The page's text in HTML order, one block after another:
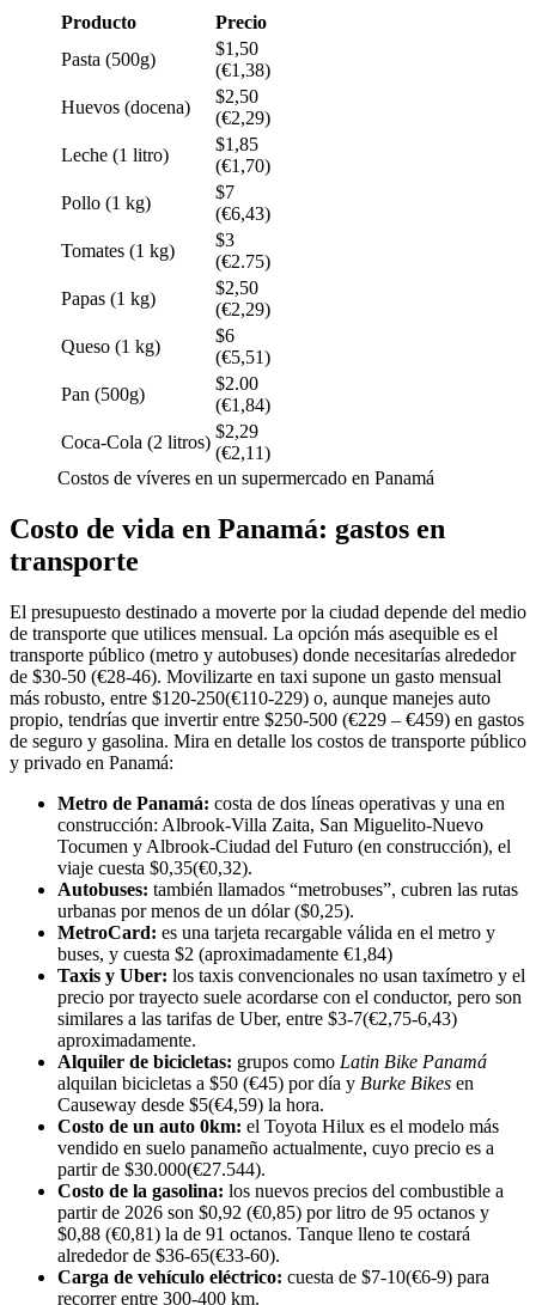
Producto
Precio
Pasta (500g)
$1,50
(€1,38)
Huevos (docena)
$2,50
(€2,29)
Leche (1 litro)
$1,85
(€1,70)
Pollo (1 kg)
$7
(€6,43)
Tomates (1 kg)
$3
(€2.75)
Papas (1 kg)
$2,50
(€2,29)
Queso (1 kg)
$6
(€5,51)
Pan (500g)
$2.00
(€1,84)
Coca-Cola (2 litros)
$2,29
(€2,11)
Costos de víveres en un supermercado en Panamá
Costo de vida en Panamá: gastos en
transporte
El presupuesto destinado a moverte por la ciudad depende del medio
de transporte que utilices mensual. La opción más asequible es el
transporte público (metro y autobuses) donde necesitarías alrededor
de $30-50 (€28-46). Movilizarte en taxi supone un gasto mensual
más robusto, entre $120-250(€110-229) o, aunque manejes auto
propio, tendrías que invertir entre $250-500 (€229 – €459) en gastos
de seguro y gasolina. Mira en detalle los costos de transporte público
y privado en Panamá:
Metro de Panamá: costa de dos líneas operativas y una en
construcción: Albrook-Villa Zaita, San Miguelito-Nuevo
Tocumen y Albrook-Ciudad del Futuro (en construcción), el
viaje cuesta $0,35(€0,32).
Autobuses: también llamados “metrobuses”, cubren las rutas
urbanas por menos de un dólar ($0,25).
MetroCard: es una tarjeta recargable válida en el metro y
buses, y cuesta $2 (aproximadamente €1,84)
Taxis y Uber: los taxis convencionales no usan taxímetro y el
precio por trayecto suele acordarse con el conductor, pero son
similares a las tarifas de Uber, entre $3-7(€2,75-6,43)
aproximadamente.
Alquiler de bicicletas: grupos como Latin Bike Panamá
alquilan bicicletas a $50 (€45) por día y Burke Bikes en
Causeway desde $5(€4,59) la hora.
Costo de un auto 0km: el Toyota Hilux es el modelo más
vendido en suelo panameño actualmente, cuyo precio es a
partir de $30.000(€27.544).
Costo de la gasolina: los nuevos precios del combustible a
partir de 2026 son $0,92 (€0,85) por litro de 95 octanos y
$0,88 (€0,81) la de 91 octanos. Tanque lleno te costará
alrededor de $36-65(€33-60).
Carga de vehículo eléctrico: cuesta de $7-10(€6-9) para
recorrer entre 300-400 km.